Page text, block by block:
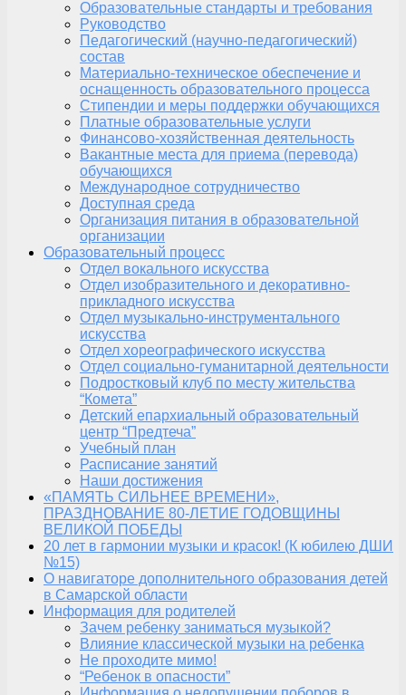
Образовательные стандарты и требования
Руководство
Педагогический (научно-педагогический)
состав
Материально-техническое обеспечение и
оснащенность образовательного процесса
Стипендии и меры поддержки обучающихся
Платные образовательные услуги
Финансово-хозяйственная деятельность
Вакантные места для приема (перевода)
обучающихся
Международное сотрудничество
Доступная среда
Организация питания в образовательной
организации
Образовательный процесс
Отдел вокального искусства
Отдел изобразительного и декоративно-
прикладного искусства
Отдел музыкально-инструментального
искусства
Отдел хореографического искусства
Отдел социально-гуманитарной деятельности
Подростковый клуб по месту жительства
“Комета”
Детский епархиальный образовательный
центр “Предтеча”
Учебный план
Расписание занятий
Наши достижения
«ПАМЯТЬ СИЛЬНЕЕ ВРЕМЕНИ»,
ПРАЗДНОВАНИЕ 80-ЛЕТИЕ ГОДОВЩИНЫ
ВЕЛИКОЙ ПОБЕДЫ
20 лет в гармонии музыки и красок! (К юбилею ДШИ
№15)
О навигаторе дополнительного образования детей
в Самарской области
Информация для родителей
Зачем ребенку заниматься музыкой?
Влияние классической музыки на ребенка
Не проходите мимо!
“Ребенок в опасности”